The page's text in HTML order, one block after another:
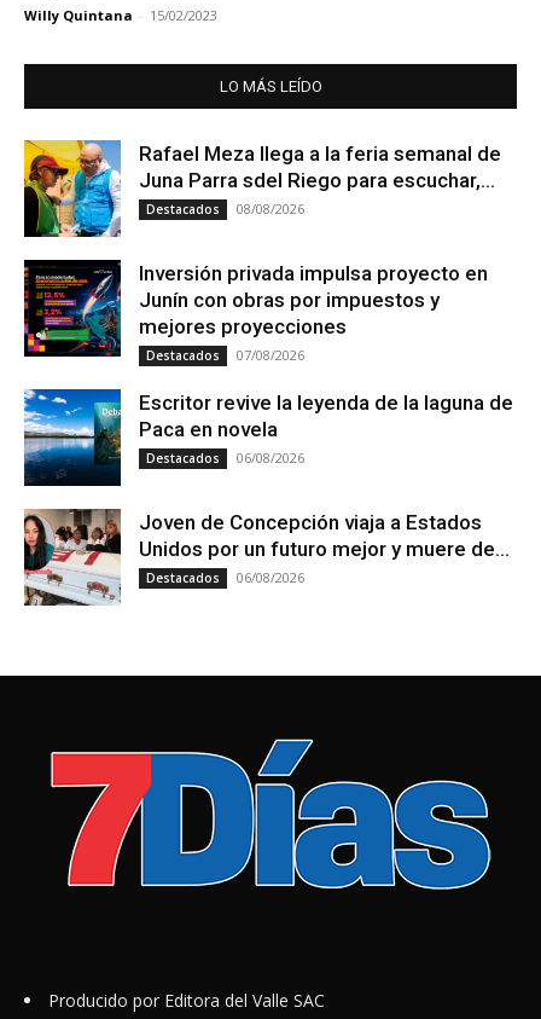
Willy Quintana - 15/02/2023
LO MÁS LEÍDO
Rafael Meza llega a la feria semanal de
Juna Parra sdel Riego para escuchar,...
Destacados 08/08/2026
Inversión privada impulsa proyecto en
Junín con obras por impuestos y
mejores proyecciones
Destacados 07/08/2026
Escritor revive la leyenda de la laguna de
Paca en novela
Destacados 06/08/2026
Joven de Concepción viaja a Estados
Unidos por un futuro mejor y muere de...
Destacados 06/08/2026
Producido por Editora del Valle SAC